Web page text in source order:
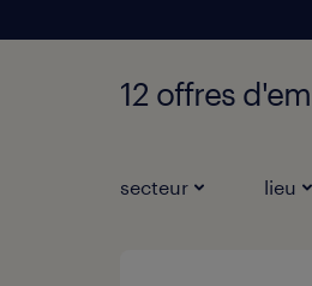
12 offres
secteur lieu